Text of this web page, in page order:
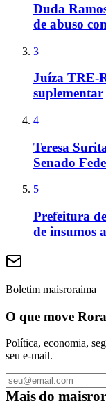
Duda
de abuso
3
Juíza TRE-
suplementar
4
Teresa
Senado
5
Prefeitura
de insumos
Boletim maisroraima
O que move
Política, economia,
seu e-mail.
Mais do